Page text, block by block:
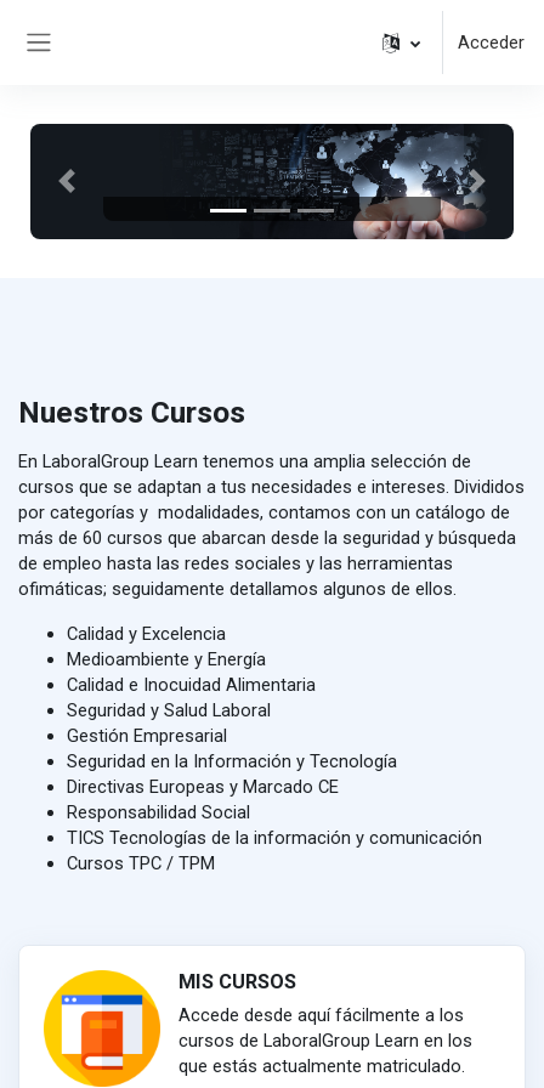
Acceder
Anterior
Nuestros Cursos
En LaboralGroup Learn tenemos una amplia selección de
cursos que se adaptan a tus necesidades e intereses. Divididos
por categorías y modalidades, contamos con un catálogo de
más de 60 cursos que abarcan desde la seguridad y búsqueda
de empleo hasta las redes sociales y las herramientas
ofimáticas; seguidamente detallamos algunos de ellos.
Calidad y Excelencia
Medioambiente y Energía
Calidad e Inocuidad Alimentaria
Seguridad y Salud Laboral
Gestión Empresarial
Seguridad en la Información y Tecnología
Directivas Europeas y Marcado CE
Responsabilidad Social
TICS Tecnologías de la información y comunicación
Cursos TPC / TPM
MIS CURSOS
Accede desde aquí fácilmente a los
cursos de LaboralGroup Learn en los
que estás actualmente matriculado.